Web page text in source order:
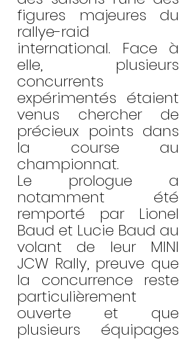
figures majeures du
rallye-raid
international. Face à
elle, plusieurs
concurrents
expérimentés étaient
venus chercher de
précieux points dans
la course au
championnat.
Le prologue a
notamment été
remporté par Lionel
Baud et Lucie Baud au
volant de leur MINI
JCW Rally, preuve que
la concurrence reste
particulièrement
ouverte et que
plusieurs équipages